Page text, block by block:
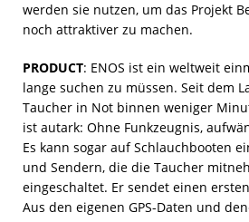
werden sie nutzen, um das Projekt
noch attraktiver zu machen.
PRODUCT: ENOS ist ein weltweit
lange suchen zu müssen. Seit dem
Taucher in Not binnen weniger
ist autark: Ohne Funkzeugnis,
Es kann sogar auf Schlauchbooten
und Sendern, die die Taucher
eingeschaltet. Er sendet einen
Aus den eigenen GPS-Daten und